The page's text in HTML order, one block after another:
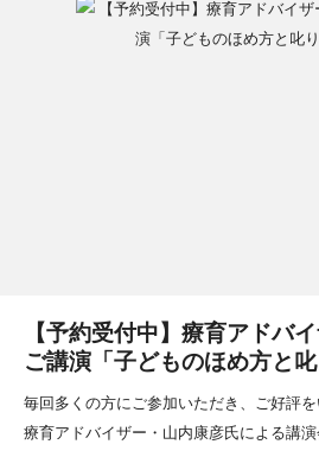
【予約受付中】療育アドバ
ご講演「子どものほめ方と叱
毎回多くの方にご参加いただき、ご好評を
療育アドバイザー・山内康彦氏による講演